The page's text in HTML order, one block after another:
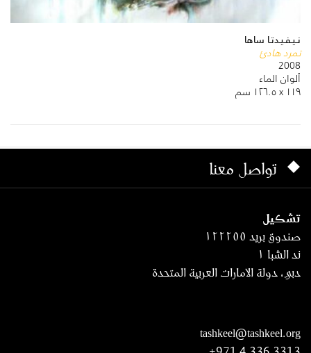
نـيـفـيـدتـا ساها
تمرد هادئ
2008
ألوان الماء
١١٩ x ١٢٦.٥ سم
تواصل معنا
تشكيل
صندوق بريد ١٢٢٢٥٥
ند الشبا ١
دبي، دولة الامارات العربية المتحدة
tashkeel@tashkeel.org